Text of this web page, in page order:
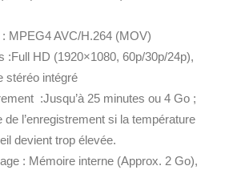
MPEG4 AVC/H.264 (MOV)
:Full HD (1920×1080, 60p/30p/24p),
stéréo intégré
:Jusqu’à 25 minutes ou 4 Go ;
de l’enregistrement si la température
devient trop élevée.
: Mémoire interne (Approx. 2 Go),